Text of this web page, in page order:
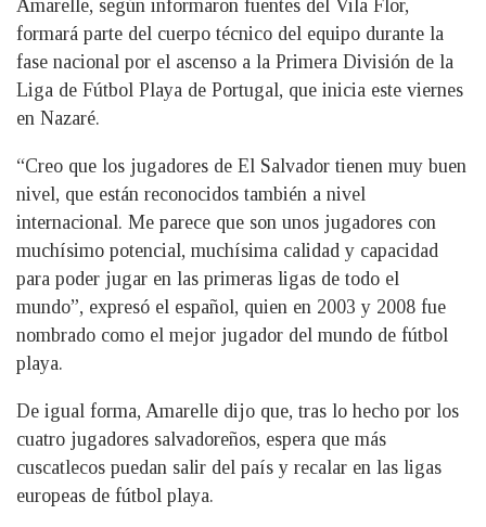
Amarelle, según informaron fuentes del Vila Flor,
formará parte del cuerpo técnico del equipo durante la
fase nacional por el ascenso a la Primera División de la
Liga de Fútbol Playa de Portugal, que inicia este viernes
en Nazaré.
“Creo que los jugadores de El Salvador tienen muy buen
nivel, que están reconocidos también a nivel
internacional. Me parece que son unos jugadores con
muchísimo potencial, muchísima calidad y capacidad
para poder jugar en las primeras ligas de todo el
mundo”, expresó el español, quien en 2003 y 2008 fue
nombrado como el mejor jugador del mundo de fútbol
playa.
De igual forma, Amarelle dijo que, tras lo hecho por los
cuatro jugadores salvadoreños, espera que más
cuscatlecos puedan salir del país y recalar en las ligas
europeas de fútbol playa.